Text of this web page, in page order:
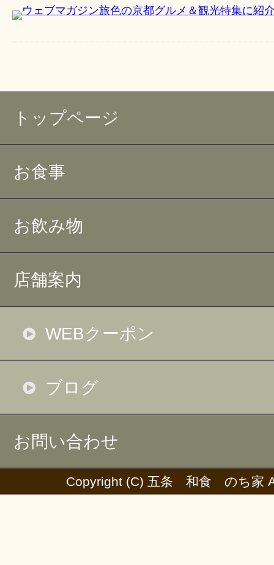
トップページ
お食事
お飲み物
店舗案内
WEBクーポン
ブログ
お問い合わせ
Copyright (C) 五条 和食 のち家